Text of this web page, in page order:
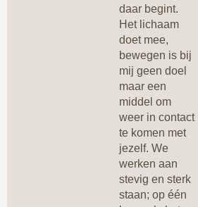
daar begint.
Het lichaam
doet mee,
bewegen is bij
mij geen doel
maar een
middel om
weer in contact
te komen met
jezelf. We
werken aan
stevig en sterk
staan; op één